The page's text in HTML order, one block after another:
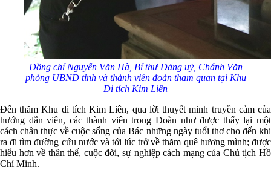
Đồng chí Nguyễn Văn Hà, Bí thư Đảng uỷ, Chánh Văn
phòng UBND tỉnhvà thành viên đoàn tham quan tại Khu
Di tích Kim Liên
Đến thăm Khu di tích Kim Liên, qua lời thuyết minh truyền cảm của
hướng dẫn viên, các thành viên trong Đoàn như được thấy lại một
cách chân thực về cuộc sống của Bác những ngày tuổi thơ cho đến khi
ra đi tìm đường cứu nước và tới lúc trở về thăm quê hương mình; được
hiểu hơn về thân thế, cuộc đời, sự nghiệp cách mạng của Chủ tịch Hồ
Chí Minh.